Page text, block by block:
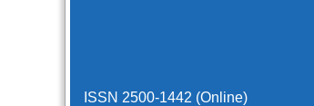
ISSN 2500-1442 (Online)